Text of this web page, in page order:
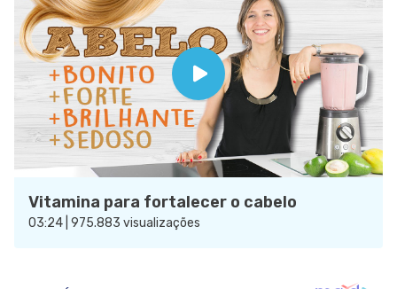
Vitamina para fortalecer o cabelo
03:24 | 975.883 visualizações